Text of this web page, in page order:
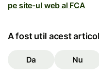
pe site-ul web al FCA
A fost util acest
Da Nu